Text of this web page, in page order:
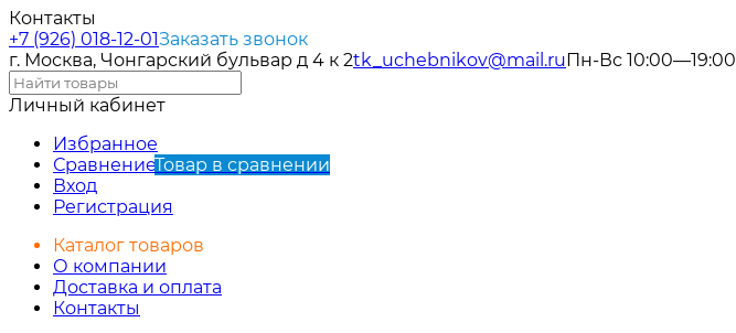
Контакты
+7 (926) 018-12-01Заказать звонок
г. Москва, Чонгарский бульвар д 4 к 2tk_uchebnikov@mail.ruПн-Вс 10:00—19:00
Личный кабинет
Избранное
СравнениеТовар в сравнении
Вход
Регистрация
Каталог товаров
О компании
Доставка и оплата
Контакты